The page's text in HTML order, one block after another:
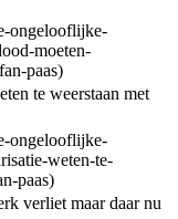
ongelooflijke-
moeten-
paas)
te weerstaan met
ongelooflijke-
weten-te-
paas)
verliet maar daar nu